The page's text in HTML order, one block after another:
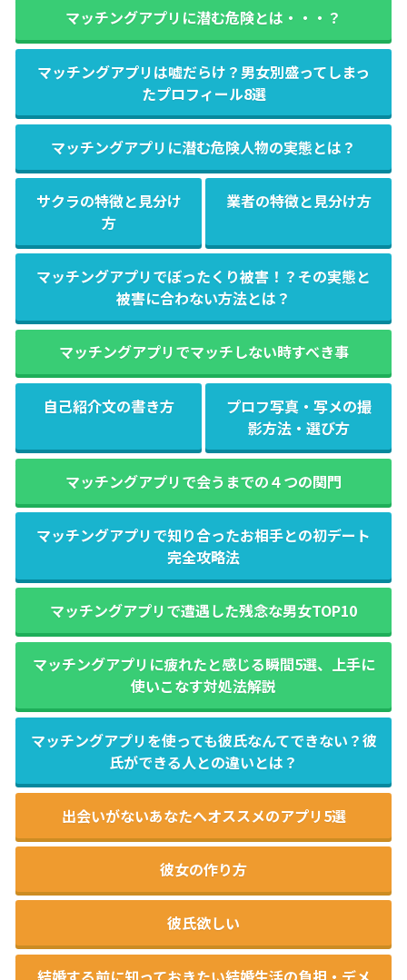
マッチングアプリに潜む危険とは・・・？
マッチングアプリは嘘だらけ？男女別盛ってしまっ
たプロフィール8選
マッチングアプリに潜む危険人物の実態とは？
サクラの特徴と見分け
方
業者の特徴と見分け方
マッチングアプリでぼったくり被害！？その実態と
被害に合わない方法とは？
マッチングアプリでマッチしない時すべき事
自己紹介文の書き方
プロフ写真・写メの撮
影方法・選び方
マッチングアプリで会うまでの４つの関門
マッチングアプリで知り合ったお相手との初デート
完全攻略法
マッチングアプリで遭遇した残念な男女TOP10
マッチングアプリに疲れたと感じる瞬間5選、上手に
使いこなす対処法解説
マッチングアプリを使っても彼氏なんてできない？彼
氏ができる人との違いとは？
出会いがないあなたへオススメのアプリ5選
彼女の作り方
彼氏欲しい